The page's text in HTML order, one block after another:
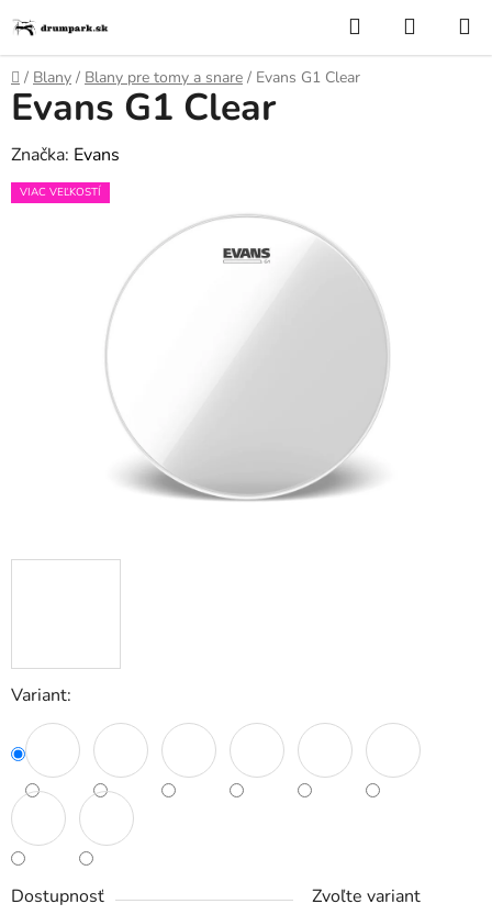
na
obsah
Hľadať
KOŠÍK
Domov
/ Blany / Blany pre tomy a snare / Evans G1 Clear
Variant:
Dostupnosť
Zvoľte variant
Evans G1 Clear
Značka: Evans
VIAC VEĽKOSTÍ